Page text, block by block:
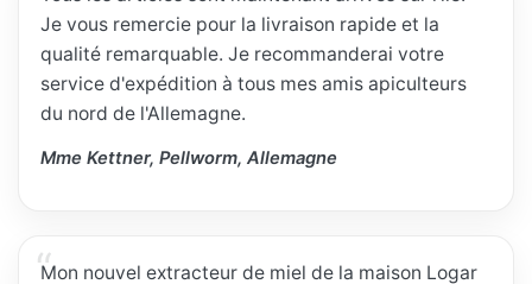
Je vous remercie pour la livraison rapide et la
qualité remarquable. Je recommanderai votre
service d'expédition à tous mes amis apiculteurs
du nord de l'Allemagne.
Mme Kettner, Pellworm, Allemagne
Mon nouvel extracteur de miel de la maison Logar